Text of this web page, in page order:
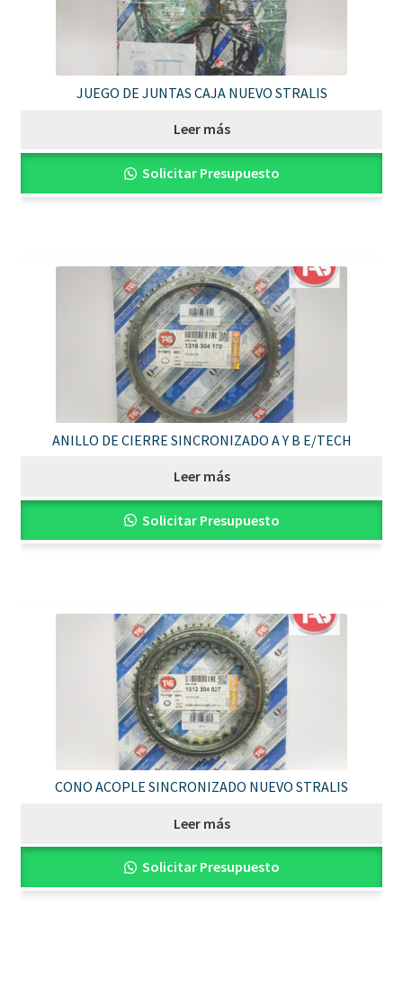
JUEGO DE JUNTAS CAJA NUEVO STRALIS
Leer más
Solicitar Presupuesto
ANILLO DE CIERRE SINCRONIZADO A Y B E/TECH
Leer más
Solicitar Presupuesto
CONO ACOPLE SINCRONIZADO NUEVO STRALIS
Leer más
Solicitar Presupuesto